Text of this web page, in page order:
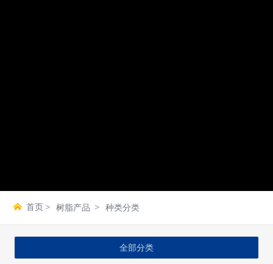
首页 树脂产品 种类分类
全部分类